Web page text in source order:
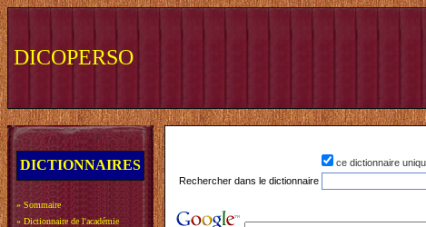
DICOPERSO
DICTIONNAIRES
» Sommaire
» Dictionnaire de l'académie
ce dictionnaire
Rechercher dans le dictionnaire